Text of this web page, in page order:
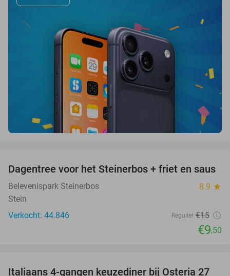
37%
Dagentree voor het Steinerbos + friet en saus
Belevenispark Steinerbos 8.9 star
Stein
Verkocht: 44.846
Regulier €15
€9,50
Italiaans 4-gangen keuzediner bij Osteria 27